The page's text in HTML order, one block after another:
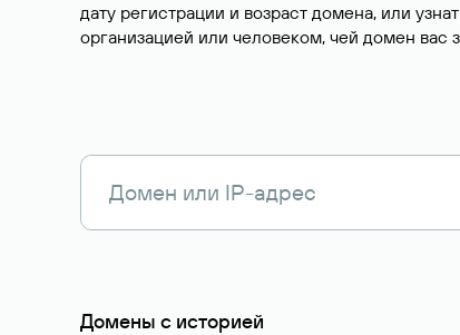
дату регистрации и возраст домена, или
организацией или человеком, чей домен вас
Домены с историей